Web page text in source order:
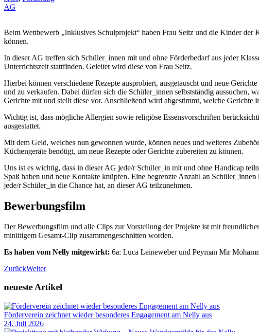
AG
Beim Wettbewerb „Inklusives Schulprojekt“ haben Frau Seitz und die Kinder
können.
In dieser AG treffen sich Schüler_innen mit und ohne Förderbedarf aus jeder
Unterrichtszeit stattfinden. Geleitet wird diese von Frau Seitz.
Hierbei können verschiedene Rezepte ausprobiert, ausgetauscht und neue
und zu verkaufen. Dabei dürfen sich die Schüler_innen selbstständig aussuchen,
Gerichte mit und stellt diese vor. Anschließend wird abgestimmt, welche Gerichte
Wichtig ist, dass mögliche Allergien sowie religiöse Essensvorschriften
ausgestattet.
Mit dem Geld, welches nun gewonnen wurde, können neues und weiteres
Küchengeräte benötigt, um neue Rezepte oder Gerichte zubereiten zu können.
Uns ist es wichtig, dass in dieser AG jede/r Schüler_in mit und ohne Handicap
Spaß haben und neue Kontakte knüpfen. Eine begrenzte Anzahl an
jede/r Schüler_in die Chance hat, an dieser AG teilzunehmen.
Bewerbungsfilm
Der Bewerbungsfilm und alle Clips zur Vorstellung der Projekte ist mit
minütigem Gesamt-Clip zusammengeschnitten worden.
Es haben vom Nelly mitgewirkt: 6a: Luca Leineweber und Peyman Mir
ZurückWeiter
neueste Artikel
Förderverein zeichnet wieder besonderes Engagement am Nelly aus
24. Juli 2026